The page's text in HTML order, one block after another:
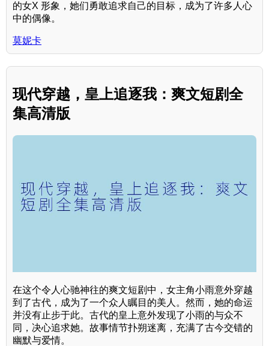
的女X 形象，她们勇敢追求自己的目标，成为了许多人心
中的偶像。
莫妮卡
现代穿越，皇上追逐我：爽文短剧全
集高清版
在这个令人心驰神往的爽文短剧中，女主角小雨意外穿越
到了古代，成为了一个众人瞩目的美人。然而，她的命运
并没有止步于此。古代的皇上意外发现了小雨的与众不
同，决心追求她。故事情节扑朔迷离，充满了古今交错的
幽默与爱情。